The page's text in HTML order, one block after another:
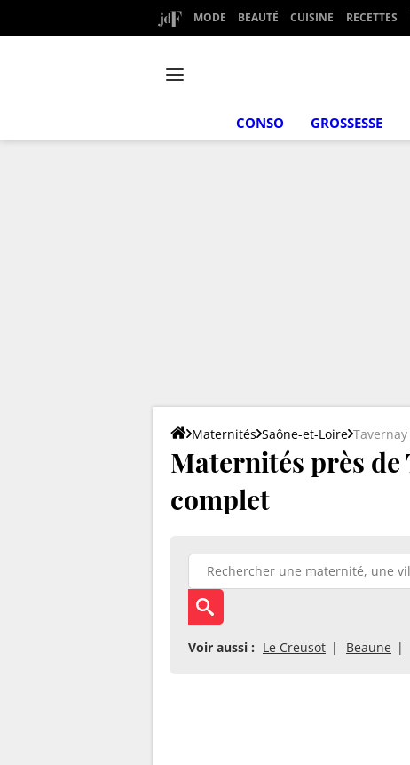
MODE BEAUTÉ CUISINE RECETTES
CONSO GROSSESSE
Maternités Saône-et-Loire Tavernay
Maternités près de
complet
Voir aussi : Le Creusot Beaune